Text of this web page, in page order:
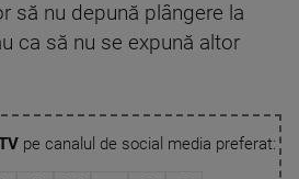
să nu depună plângere la
ca să nu se expună altor
pe canalul de social media preferat: